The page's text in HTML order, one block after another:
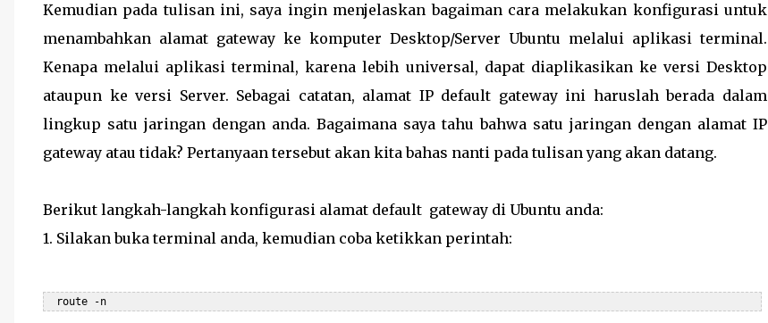
Kemudian pada tulisan ini, saya ingin menjelaskan bagaiman cara melakukan konfigurasi untuk
menambahkan alamat gateway ke komputer Desktop/Server Ubuntu melalui aplikasi terminal.
Kenapa melalui aplikasi terminal, karena lebih universal, dapat diaplikasikan ke versi Desktop
ataupun ke versi Server. Sebagai catatan, alamat IP default gateway ini haruslah berada dalam
lingkup satu jaringan dengan anda. Bagaimana saya tahu bahwa satu jaringan dengan alamat IP
gateway atau tidak? Pertanyaan tersebut akan kita bahas nanti pada tulisan yang akan datang.
Berikut langkah-langkah konfigurasi alamat default gateway di Ubuntu anda:
1. Silakan buka terminal anda, kemudian coba ketikkan perintah:
  route -n